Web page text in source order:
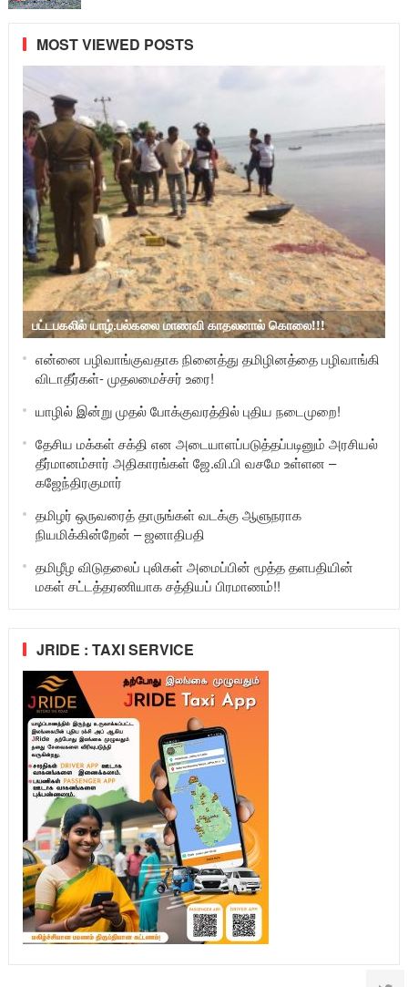
MOST VIEWED POSTS
பட்டபகலில் யாழ்.பல்கலை மாணவி காதலனால் கொலை!!!
என்னை பழிவாங்குவதாக நினைத்து தமிழினத்தை பழிவாங்கி
விடாதீர்கள்- முதலமைச்சர் உரை!
யாழில் இன்று முதல் போக்குவரத்தில் புதிய நடைமுறை!
தேசிய மக்கள் சக்தி என அடையாளப்படுத்தப்படினும் அரசியல்
தீர்மானம்சார் அதிகாரங்கள் ஜே.வி.பி வசமே உள்ளன –
கஜேந்திரகுமார்
தமிழர் ஒருவரைத் தாருங்கள் வடக்கு ஆளுநராக
நியமிக்கின்றேன் – ஜனாதிபதி
தமிழீழ விடுதலைப் புலிகள் அமைப்பின் மூத்த தளபதியின்
மகள் சட்டத்தரணியாக சத்தியப் பிரமாணம்!!
JRIDE : TAXI SERVICE